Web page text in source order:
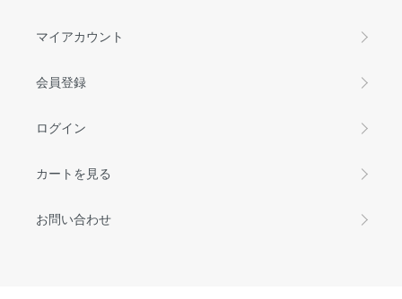
マイアカウント
会員登録
ログイン
カートを見る
お問い合わせ